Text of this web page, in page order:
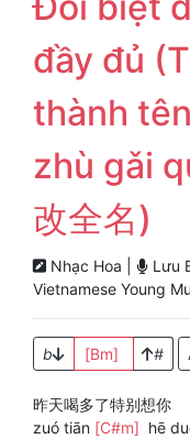
đầy đủ
thành
zhù gǎi
改全名)
Nhạc Hoa |
Lưu
Vietnamese Young
b [Bm] #
昨天喝多了特别想你
zuó tiān [C#m] hē